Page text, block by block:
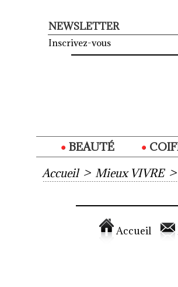
NEWSLETTER
Inscrivez-vous
BEAUTÉ
Accueil > Mieux VIVRE >
Accueil